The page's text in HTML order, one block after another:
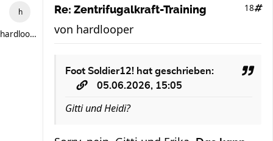
hardlooper
Re: Zentrifugalkraft-Training 18
von hardlooper
Foot Soldier12! hat geschrieben:
05.06.2026, 15:05
Gitti und Heidi?